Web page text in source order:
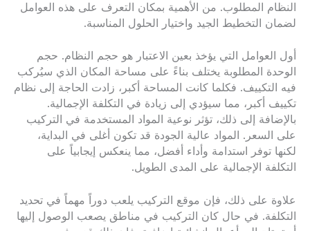
النظام المطلوب. من الأهمية بمكان التعرف على هذه العوامل
لضمان التخطيط الجيد واختيار الحلول المناسبة.
أول العوامل التي يؤخذ بعين الاعتبار هو حجم النظام. حجم
الوحدة المطلوبة يختلف بناءً على مساحة المكان الذي سيُركب
فيه التكييف. فكلما كانت المساحة أكبر، زادت الحاجة إلى نظام
تكييف أكبر، مما سيؤدي إلى زيادة في التكلفة الإجمالية.
بالإضافة إلى ذلك، تؤثر نوعية المواد المستخدمة في التركيب
على السعر. المواد عالية الجودة قد تكون أغلى في البداية،
لكنها توفر استدامة وأداء أفضل، مما ينعكس إيجابياً على
التكلفة الإجمالية على المدى الطويل.
علاوة على ذلك، فإن موقع التركيب يلعب دوراً مهماً في تحديد
التكلفة. في حال كان التركيب في مناطق يصعب الوصول إليها